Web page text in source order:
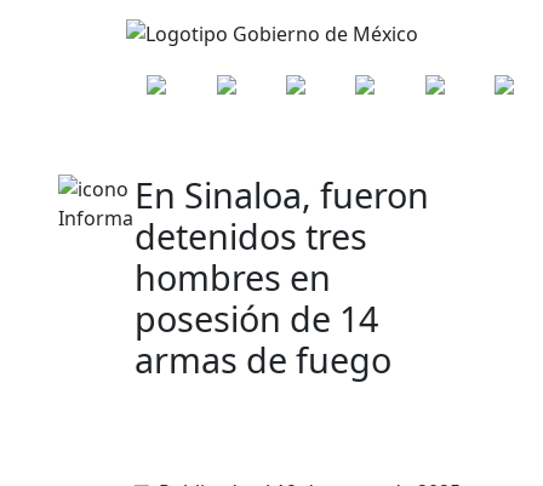
En Sinaloa, fueron
detenidos tres
hombres en
posesión de 14
armas de fuego